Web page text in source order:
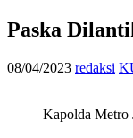
Paska
08/04/2023 redaksi
Kapolda Metro